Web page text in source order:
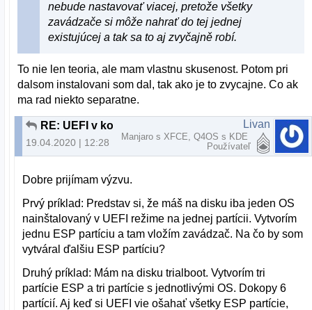
nebude nastavovať viacej, pretože všetky
zavádzače si môže nahrať do tej jednej
existujúcej a tak sa to aj zvyčajně robí.
To nie len teoria, ale mam vlastnu skusenost. Potom pri
dalsom instalovani som dal, tak ako je to zvycajne. Co ak
ma rad niekto separatne.
RE: UEFI v kocke pre BFU
19.04.2020 | 12:28
Livan
Manjaro s XFCE, Q4OS s KDE
Používateľ
Dobre prijímam výzvu.
Prvý príklad: Predstav si, že máš na disku iba jeden OS
nainštalovaný v UEFI režime na jednej partícii. Vytvorím
jednu ESP partíciu a tam vložím zavádzač. Na čo by som
vytváral ďalšiu ESP partíciu?
Druhý príklad: Mám na disku trialboot. Vytvorím tri
partície ESP a tri partície s jednotlivými OS. Dokopy 6
partícií. Aj keď si UEFI vie ošahať všetky ESP partície,